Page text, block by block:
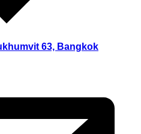
63, Bangkok